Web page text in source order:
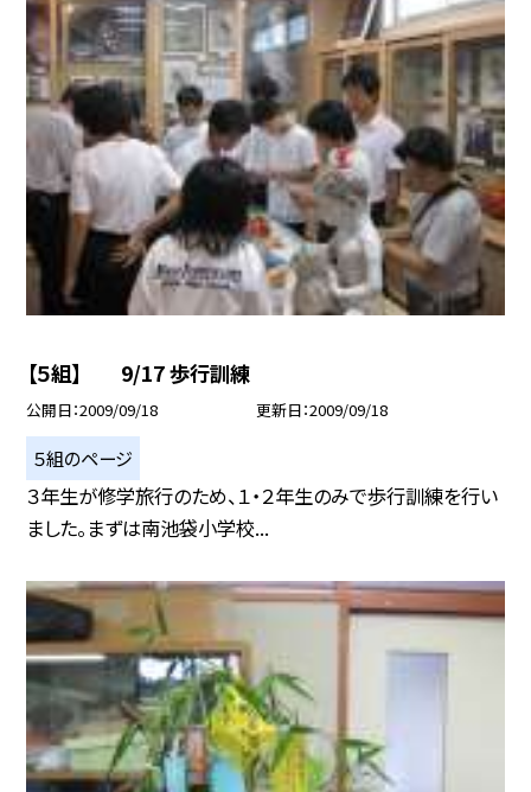
【５組】 9/17 歩行訓練
公開日 2009/09/18 更新日 2009/09/18
５組のページ
３年生が修学旅行のため、１・２年生のみで歩行訓練を行い
ました。まずは南池袋小学校...